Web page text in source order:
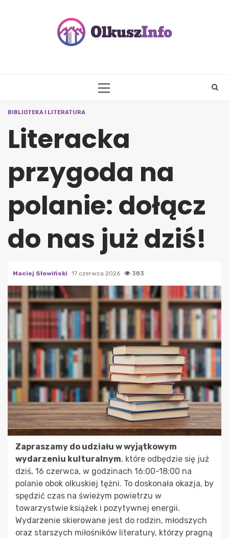
PRIMARY
BIBLIOTEKA I LITERATURA
Literacka
przygoda na
polanie: dołącz
do nas już dziś!
Maciej Słowiński 17 czerwca 2026 383
Zapraszamy do udziału w wyjątkowym
wydarzeniu kulturalnym, które odbędzie się już
dziś, 16 czerwca, w godzinach 16:00-18:00 na
polanie obok olkuskiej tężni. To doskonała okazja, by
spędzić czas na świeżym powietrzu w
towarzystwie książek i pozytywnej energii.
Wydarzenie skierowane jest do rodzin, młodszych
oraz starszych miłośników literatury, którzy pragną